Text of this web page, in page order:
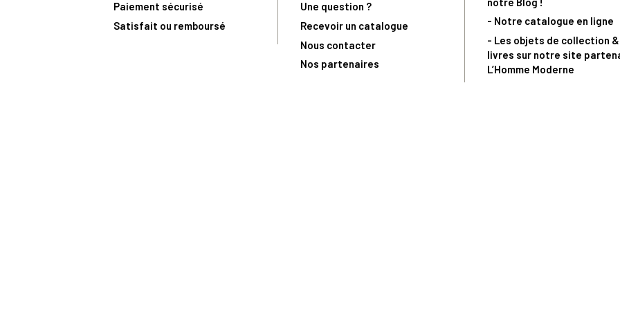
Paiement sécurisé
Satisfait ou remboursé
Une question ?
Recevoir un catalogue
Nous contacter
Nos partenaires
- Notre catalogue en ligne
- Les objets de collection
livres sur notre site
L’Homme Moderne